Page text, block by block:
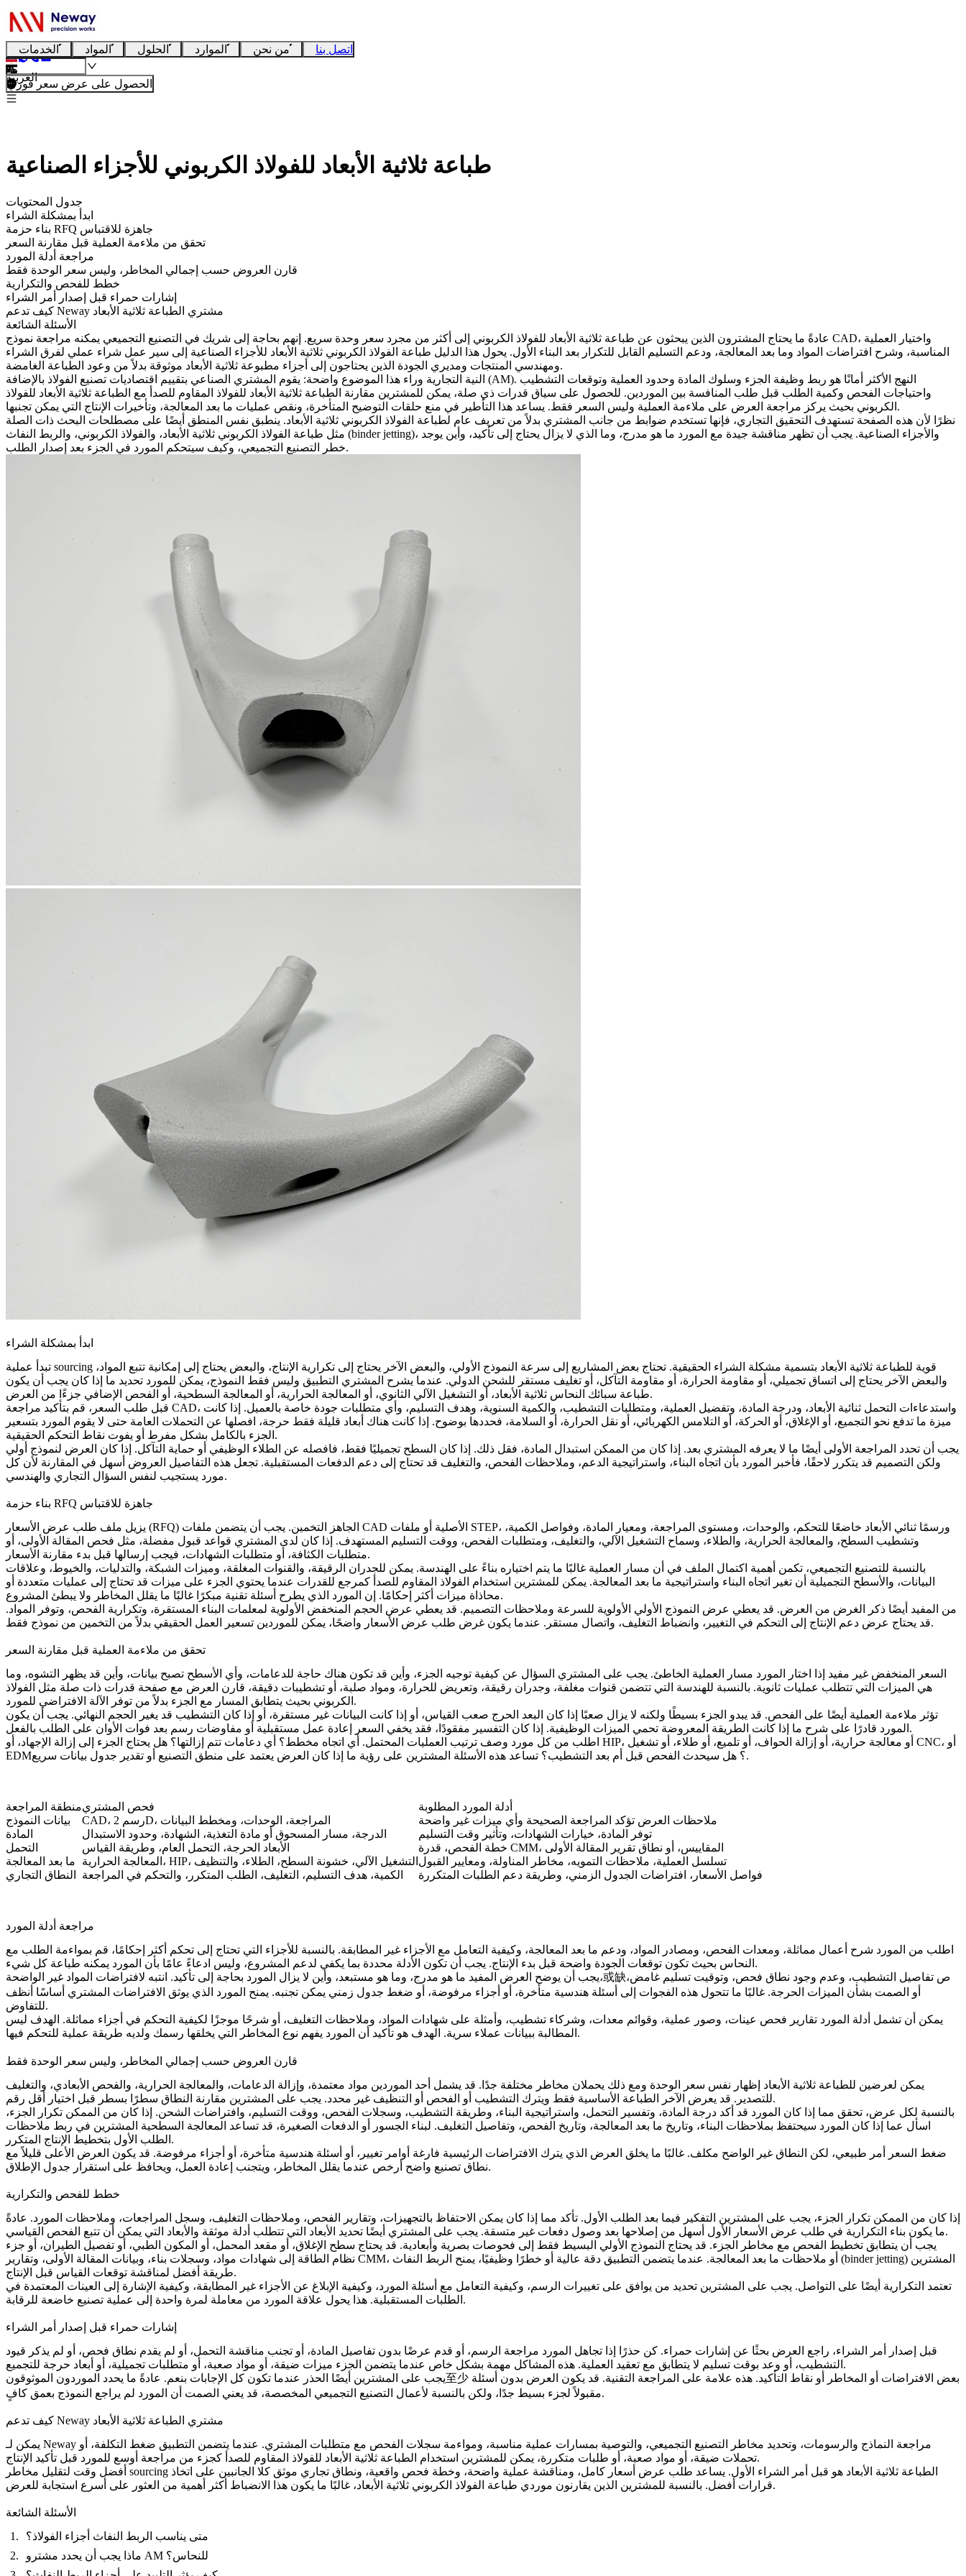
الخدمات المواد الحلول الموارد من نحن اتصل بنا
العربية
الحصول على عرض سعر فوري
طباعة ثلاثية الأبعاد للفولاذ الكربوني للأجزاء الصناعية
جدول المحتويات
ابدأ بمشكلة الشراء
بناء حزمة RFQ جاهزة للاقتباس
تحقق من ملاءمة العملية قبل مقارنة السعر
مراجعة أدلة المورد
قارن العروض حسب إجمالي المخاطر، وليس سعر الوحدة فقط
خطط للفحص والتكرارية
إشارات حمراء قبل إصدار أمر الشراء
كيف تدعم Neway مشتري الطباعة ثلاثية الأبعاد
الأسئلة الشائعة
عادةً ما يحتاج المشترون الذين يبحثون عن طباعة ثلاثية الأبعاد للفولاذ الكربوني إلى أكثر من مجرد سعر وحدة سريع. إنهم بحاجة إلى شريك في التصنيع التجميعي يمكنه مراجعة نموذج CAD، واختيار العملية
المناسبة، وشرح افتراضات المواد وما بعد المعالجة، ودعم التسليم القابل للتكرار بعد البناء الأول. يحول هذا الدليل طباعة الفولاذ الكربوني ثلاثية الأبعاد للأجزاء الصناعية إلى سير عمل شراء عملي لفرق الشراء
ومهندسي المنتجات ومديري الجودة الذين يحتاجون إلى أجزاء مطبوعة ثلاثية الأبعاد موثوقة بدلاً من وعود الطباعة الغامضة.
النية التجارية وراء هذا الموضوع واضحة: يقوم المشتري الصناعي بتقييم اقتصاديات تصنيع الفولاذ بالإضافة (AM). النهج الأكثر أمانًا هو ربط وظيفة الجزء وسلوك المادة وحدود العملية وتوقعات التشطيب
واحتياجات الفحص وكمية الطلب قبل طلب المنافسة بين الموردين. للحصول على سياق قدرات ذي صلة، يمكن للمشترين مقارنة الطباعة ثلاثية الأبعاد للفولاذ المقاوم للصدأ مع الطباعة ثلاثية الأبعاد للفولاذ
الكربوني بحيث يركز مراجعة العرض على ملاءمة العملية وليس السعر فقط. يساعد هذا التأطير في منع حلقات التوضيح المتأخرة، ونقص عمليات ما بعد المعالجة، وتأخيرات الإنتاج التي يمكن تجنبها.
نظرًا لأن هذه الصفحة تستهدف التحقيق التجاري، فإنها تستخدم ضوابط من جانب المشتري بدلاً من تعريف عام لطباعة الفولاذ الكربوني ثلاثية الأبعاد. ينطبق نفس المنطق أيضًا على مصطلحات البحث ذات الصلة
مثل طباعة الفولاذ الكربوني ثلاثية الأبعاد، والفولاذ الكربوني، والربط النفاث (binder jetting)، والأجزاء الصناعية. يجب أن تظهر مناقشة جيدة مع المورد ما هو مدرج، وما الذي لا يزال يحتاج إلى تأكيد، وأين يوجد
خطر التصنيع التجميعي، وكيف سيتحكم المورد في الجزء بعد إصدار الطلب.
ابدأ بمشكلة الشراء
تبدأ عملية sourcing قوية للطباعة ثلاثية الأبعاد بتسمية مشكلة الشراء الحقيقية. تحتاج بعض المشاريع إلى سرعة النموذج الأولي، والبعض الآخر يحتاج إلى تكرارية الإنتاج، والبعض يحتاج إلى إمكانية تتبع المواد،
والبعض الآخر يحتاج إلى اتساق تجميلي، أو مقاومة الحرارة، أو مقاومة التآكل، أو تغليف مستقر للشحن الدولي. عندما يشرح المشتري التطبيق وليس فقط النموذج، يمكن للمورد تحديد ما إذا كان يجب أن يكون
طباعة سبائك النحاس ثلاثية الأبعاد، أو التشغيل الآلي الثانوي، أو المعالجة الحرارية، أو المعالجة السطحية، أو الفحص الإضافي جزءًا من العرض.
قبل طلب السعر، قم بتأكيد مراجعة CAD، واستدعاءات التحمل ثنائية الأبعاد، ودرجة المادة، وتفضيل العملية، ومتطلبات التشطيب، والكمية السنوية، وهدف التسليم، وأي متطلبات جودة خاصة بالعميل. إذا كانت
ميزة ما تدفع نحو التجميع، أو الإغلاق، أو الحركة، أو التلامس الكهربائي، أو نقل الحرارة، أو السلامة، فحددها بوضوح. إذا كانت هناك أبعاد قليلة فقط حرجة، افصلها عن التحملات العامة حتى لا يقوم المورد بتسعير
الجزء بالكامل بشكل مفرط أو يفوت نقاط التحكم الحقيقية.
يجب أن تحدد المراجعة الأولى أيضًا ما لا يعرفه المشتري بعد. إذا كان من الممكن استبدال المادة، فقل ذلك. إذا كان السطح تجميليًا فقط، فافصله عن الطلاء الوظيفي أو حماية التآكل. إذا كان العرض لنموذج أولي
ولكن التصميم قد يتكرر لاحقًا، فأخبر المورد بأن اتجاه البناء، واستراتيجية الدعم، وملاحظات الفحص، والتغليف قد تحتاج إلى دعم الدفعات المستقبلية. تجعل هذه التفاصيل العروض أسهل في المقارنة لأن كل
مورد يستجيب لنفس السؤال التجاري والهندسي.
بناء حزمة RFQ جاهزة للاقتباس
يزيل ملف طلب عرض الأسعار (RFQ) الجاهز التخمين. يجب أن يتضمن ملفات CAD الأصلية أو ملفات STEP، ورسمًا ثنائي الأبعاد خاضعًا للتحكم، والوحدات، ومستوى المراجعة، ومعيار المادة، وفواصل الكمية،
وتشطيب السطح، والمعالجة الحرارية، والطلاء، وسماح التشغيل الآلي، والتغليف، ومتطلبات الفحص، ووقت التسليم المستهدف. إذا كان لدى المشتري قواعد قبول مفضلة، مثل فحص المقالة الأولى، أو
متطلبات الكثافة، أو متطلبات الشهادات، فيجب إرسالها قبل بدء مقارنة الأسعار.
بالنسبة للتصنيع التجميعي، تكمن أهمية اكتمال الملف في أن مسار العملية غالبًا ما يتم اختياره بناءً على الهندسة. يمكن للجدران الرقيقة، والقنوات المغلقة، وميزات الشبكة، والتدليات، والخيوط، وعلاقات
البيانات، والأسطح التجميلية أن تغير اتجاه البناء واستراتيجية ما بعد المعالجة. يمكن للمشترين استخدام الفولاذ المقاوم للصدأ كمرجع للقدرات عندما يحتوي الجزء على ميزات قد تحتاج إلى عمليات متعددة أو
محاذاة ميزات أكثر إحكامًا. إن المورد الذي يطرح أسئلة تقنية مبكرًا غالبًا ما يقلل المخاطر ولا يبطئ المشروع.
من المفيد أيضًا ذكر الغرض من العرض. قد يعطي عرض النموذج الأولي الأولوية للسرعة وملاحظات التصميم. قد يعطي عرض الحجم المنخفض الأولوية لمعلمات البناء المستقرة، وتكرارية الفحص، وتوفر المواد.
قد يحتاج عرض دعم الإنتاج إلى التحكم في التغيير، وانضباط التغليف، واتصال مستقر. عندما يكون غرض طلب عرض الأسعار واضحًا، يمكن للموردين تسعير العمل الحقيقي بدلاً من التخمين من نموذج فقط.
تحقق من ملاءمة العملية قبل مقارنة السعر
السعر المنخفض غير مفيد إذا اختار المورد مسار العملية الخاطئ. يجب على المشتري السؤال عن كيفية توجيه الجزء، وأين قد تكون هناك حاجة للدعامات، وأي الأسطح تصبح بيانات، وأين قد يظهر التشوه، وما
هي الميزات التي تتطلب عمليات ثانوية. بالنسبة للهندسة التي تتضمن قنوات مغلفة، وجدران رقيقة، وتعريض للحرارة، ومواد صلبة، أو تشطيبات دقيقة، قارن العرض مع صفحة قدرات ذات صلة مثل الفولاذ
الكربوني بحيث يتطابق المسار مع الجزء بدلاً من توفر الآلة الافتراضي للمورد.
تؤثر ملاءمة العملية أيضًا على الفحص. قد يبدو الجزء بسيطًا ولكنه لا يزال صعبًا إذا كان البعد الحرج صعب القياس، أو إذا كانت البيانات غير مستقرة، أو إذا كان التشطيب قد يغير الحجم النهائي. يجب أن يكون
المورد قادرًا على شرح ما إذا كانت الطريقة المعروضة تحمي الميزات الوظيفية. إذا كان التفسير مفقودًا، فقد يخفي السعر إعادة عمل مستقبلية أو مفاوضات رسم بعد فوات الأوان على الطلب بالفعل.
اطلب من كل مورد وصف ترتيب العمليات المحتمل. أي اتجاه مخطط؟ أي دعامات تتم إزالتها؟ هل يحتاج الجزء إلى إزالة الإجهاد، أو HIP، أو معالجة حرارية، أو إزالة الحواف، أو تلميع، أو طلاء، أو تشغيل CNC، أو
EDM؟ هل سيحدث الفحص قبل أم بعد التشطيب؟ تساعد هذه الأسئلة المشترين على رؤية ما إذا كان العرض يعتمد على منطق التصنيع أو تقدير جدول بيانات سريع.
منطقة المراجعةفحص المشتري
أدلة المورد المطلوبة
بيانات النموذج
CAD، رسم 2D، المراجعة، الوحدات، ومخطط البيانات
ملاحظات العرض تؤكد المراجعة الصحيحة وأي ميزات غير واضحة
المادة
الدرجة، مسار المسحوق أو مادة التغذية، الشهادة، وحدود الاستبدال
توفر المادة، خيارات الشهادات، وتأثير وقت التسليم
التحمل
الأبعاد الحرجة، التحمل العام، وطريقة القياس
خطة الفحص، قدرة CMM، المقاييس، أو نطاق تقرير المقالة الأولى
ما بعد المعالجة
المعالجة الحرارية، HIP، التشغيل الآلي، خشونة السطح، الطلاء، والتنظيف تسلسل العملية، ملاحظات التمويه، مخاطر المناولة، ومعايير القبول
النطاق التجاري
الكمية، هدف التسليم، التغليف، الطلب المتكرر، والتحكم في المراجعة فواصل الأسعار، افتراضات الجدول الزمني، وطريقة دعم الطلبات المتكررة
مراجعة أدلة المورد
اطلب من المورد شرح أعمال مماثلة، ومعدات الفحص، ومصادر المواد، ودعم ما بعد المعالجة، وكيفية التعامل مع الأجزاء غير المطابقة. بالنسبة للأجزاء التي تحتاج إلى تحكم أكثر إحكامًا، قم بمواءمة الطلب مع
النحاس بحيث تكون توقعات الجودة واضحة قبل بدء الإنتاج. يجب أن تكون الأدلة محددة بما يكفي لدعم المشروع، وليس ادعاءً عامًا بأن المورد يمكنه طباعة كل شيء.
يجب أن يوضح العرض المفيد ما هو مدرج، وما هو مستبعد، وأين لا يزال المورد بحاجة إلى تأكيد. انتبه لافتراضات المواد غير الواضحة،或缺ص تفاصيل التشطيب، وعدم وجود نطاق فحص، وتوقيت تسليم غامض،
أو الصمت بشأن الميزات الحرجة. غالبًا ما تتحول هذه الفجوات إلى أسئلة هندسية متأخرة، أو أجزاء مرفوضة، أو ضغط جدول زمني يمكن تجنبه. يمنح المورد الذي يوثق الافتراضات المشتري أساسًا أنظف
للتفاوض.
يمكن أن تشمل أدلة المورد تقارير فحص عينات، وصور عملية، وقوائم معدات، وشركاء تشطيب، وأمثلة على شهادات المواد، وملاحظات التغليف، أو شرحًا موجزًا لكيفية التحكم في أجزاء مماثلة. الهدف ليس
المطالبة ببيانات عملاء سرية. الهدف هو تأكيد أن المورد يفهم نوع المخاطر التي يخلقها رسمك ولديه طريقة عملية للتحكم فيها.
قارن العروض حسب إجمالي المخاطر، وليس سعر الوحدة فقط
يمكن لعرضين للطباعة ثلاثية الأبعاد إظهار نفس سعر الوحدة ومع ذلك يحملان مخاطر مختلفة جدًا. قد يشمل أحد الموردين مواد معتمدة، وإزالة الدعامات، والمعالجة الحرارية، والفحص الأبعادي، والتغليف
للتصدير. قد يعرض الآخر الطباعة الأساسية فقط ويترك التشطيب أو الفحص أو التنظيف غير محدد. يجب على المشترين مقارنة النطاق سطرًا بسطر قبل اختيار أقل رقم.
بالنسبة لكل عرض، تحقق مما إذا كان المورد قد أكد درجة المادة، وتفسير التحمل، واستراتيجية البناء، وطريقة التشطيب، وسجلات الفحص، ووقت التسليم، وافتراضات الشحن. إذا كان من الممكن تكرار الجزء،
اسأل عما إذا كان المورد سيحتفظ بملاحظات البناء، وتاريخ ما بعد المعالجة، وتاريخ الفحص، وتفاصيل التغليف. لبناء الجسور أو الدفعات الصغيرة، قد تساعد المعالجة السطحية المشترين في ربط ملاحظات
الطلب الأول بتخطيط الإنتاج المتكرر.
ضغط السعر أمر طبيعي، لكن النطاق غير الواضح مكلف. غالبًا ما يخلق العرض الذي يترك الافتراضات الرئيسية فارغة أوامر تغيير، أو أسئلة هندسية متأخرة، أو أجزاء مرفوضة. قد يكون العرض الأعلى قليلاً مع
نطاق تصنيع واضح أرخص عندما يقلل المخاطر، ويتجنب إعادة العمل، ويحافظ على استقرار جدول الإطلاق.
خطط للفحص والتكرارية
إذا كان من الممكن تكرار الجزء، يجب على المشترين التفكير فيما بعد الطلب الأول. تأكد مما إذا كان يمكن الاحتفاظ بالتجهيزات، وتقارير الفحص، وملاحظات التغليف، وسجل المراجعات، وملاحظات المورد. عادةً
ما يكون بناء التكرارية في طلب عرض الأسعار الأول أسهل من إصلاحها بعد وصول دفعات غير متسقة. يجب على المشتري أيضًا تحديد الأبعاد التي تتطلب أدلة موثقة والأبعاد التي يمكن أن تتبع الفحص القياسي.
يجب أن يتطابق تخطيط الفحص مع مخاطر الجزء. قد يحتاج النموذج الأولي البسيط فقط إلى فحوصات بصرية وأبعادية. قد يحتاج سطح الإغلاق، أو مقعد المحمل، أو المكون الطبي، أو تفصيل الطيران، أو جزء
نظام الطاقة إلى شهادات مواد، وسجلات بناء، وبيانات المقالة الأولى، وتقارير CMM، أو ملاحظات ما بعد المعالجة. عندما يتضمن التطبيق دقة عالية أو خطرًا وظيفيًا، يمنح الربط النفاث (binder jetting)
طريقة أفضل لمناقشة توقعات القياس قبل الإنتاج.
تعتمد التكرارية أيضًا على التواصل. يجب على المشترين تحديد من يوافق على تغييرات الرسم، وكيفية التعامل مع أسئلة المورد، وكيفية الإبلاغ عن الأجزاء غير المطابقة، وكيفية الإشارة إلى العينات المعتمدة في
الطلبات المستقبلية. هذا يحول علاقة المورد من معاملة لمرة واحدة إلى عملية تصنيع خاضعة للرقابة.
إشارات حمراء قبل إصدار أمر الشراء
قبل إصدار أمر الشراء، راجع العرض بحثًا عن إشارات حمراء. كن حذرًا إذا تجاهل المورد مراجعة الرسم، أو قدم عرضًا بدون تفاصيل المادة، أو تجنب مناقشة التحمل، أو لم يقدم نطاق فحص، أو لم يذكر قيود
التشطيب، أو وعد بوقت تسليم لا يتطابق مع تعقيد العملية. هذه المشاكل مهمة بشكل خاص عندما يتضمن الجزء ميزات ضيقة، أو مواد صعبة، أو متطلبات تجميلية، أو أبعاد حرجة للتجميع.
يجب على المشترين أيضًا الحذر عندما تكون كل الإجابات بنعم. عادةً ما يحدد الموردون الموثوقون至少 بعض الافتراضات أو المخاطر أو نقاط التأكيد. هذه علامة على المراجعة التقنية. قد يكون العرض بدون أسئلة
مقبولاً لجزء بسيط جدًا، ولكن بالنسبة لأعمال التصنيع التجميعي المخصصة، قد يعني الصمت أن المورد لم يراجع النموذج بعمق كافٍ.
كيف تدعم Neway مشتري الطباعة ثلاثية الأبعاد
يمكن لـ Neway مراجعة النماذج والرسومات، وتحديد مخاطر التصنيع التجميعي، والتوصية بمسارات عملية مناسبة، ومواءمة سجلات الفحص مع متطلبات المشتري. عندما يتضمن التطبيق ضغط التكلفة، أو
تحملات ضيقة، أو مواد صعبة، أو طلبات متكررة، يمكن للمشترين استخدام الطباعة ثلاثية الأبعاد للفولاذ المقاوم للصدأ
كجزء من مراجعة أوسع للمورد قبل تأكيد الإنتاج.
أفضل وقت لتقليل مخاطر sourcing الطباعة ثلاثية الأبعاد هو قبل أمر الشراء الأول. يساعد طلب عرض أسعار كامل، ومناقشة عملية واضحة، وخطة فحص واقعية، ونطاق تجاري موثق كلا الجانبين على اتخاذ
قرارات أفضل. بالنسبة للمشترين الذين يقارنون موردي طباعة الفولاذ الكربوني ثلاثية الأبعاد، غالبًا ما يكون هذا الانضباط أكثر أهمية من العثور على أسرع استجابة للعرض.
الأسئلة الشائعة
متى يناسب الربط النفاث أجزاء الفولاذ؟
ماذا يجب أن يحدد مشترو AM للنحاس؟